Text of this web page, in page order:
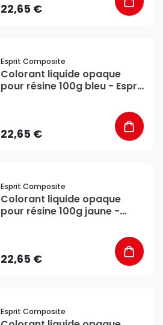
22,65 €
Esprit Composite
Colorant liquide opaque
pour résine 100g bleu - Esprit
22,65 €
Esprit Composite
Colorant liquide opaque
pour résine 100g jaune -
22,65 €
Esprit Composite